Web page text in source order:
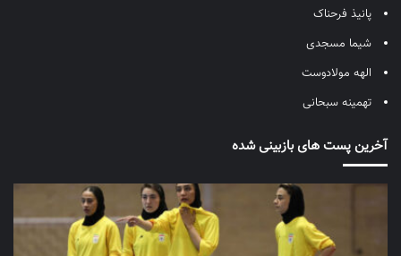
پانیذ فرحناک
شیما مسجدی
الهه مولادوست
تهمینه سبحانی
آخرین پست های بازبینی شده